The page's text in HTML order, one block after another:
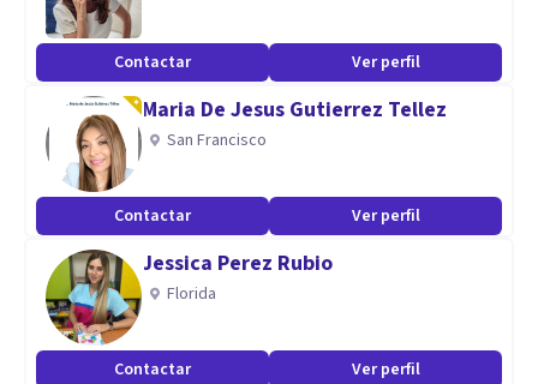
Contactar Ver perfil
Maria De Jesus Gutierrez Tellez
San Francisco
Contactar Ver perfil
Jessica Perez Rubio
Florida
Contactar Ver perfil